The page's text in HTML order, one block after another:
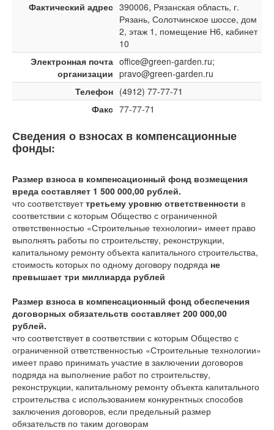
Фактический адрес 390006, Рязанская область, г.
Рязань, Солотчинское шоссе, дом
2, этаж 1, помещение Н6, кабинет
10
Электронная почта
организации
office@green-garden.ru;
pravo@green-garden.ru
Телефон (4912) 77-77-71
Факс 77-77-71
Сведения о взносах в компенсационные
фонды:
Размер взноса в компенсационный фонд возмещения
вреда составляет 1 500 000,00 рублей.
что соответствуеттретьему уровню ответственности в
соответствии с которым Общество с ограниченной
ответственностью «Строительные технологии» имеет право
выполнять работы по строительству, реконструкции,
капитальному ремонту объекта капитального строительства,
стоимость которых по одному договору подряда не
превышает три миллиарда рублей
Размер взноса в компенсационный фонд обеспечения
договорных обязательств составляет 200 000,00
рублей.
что соответствует в соответствии с которым Общество с
ограниченной ответственностью «Строительные технологии»
имеет право принимать участие в заключении договоров
подряда на выполнение работ по строительству,
реконструкции, капитальному ремонту объекта капитального
строительства с использованием конкурентных способов
заключения договоров, если предельный размер
обязательств по таким договорам